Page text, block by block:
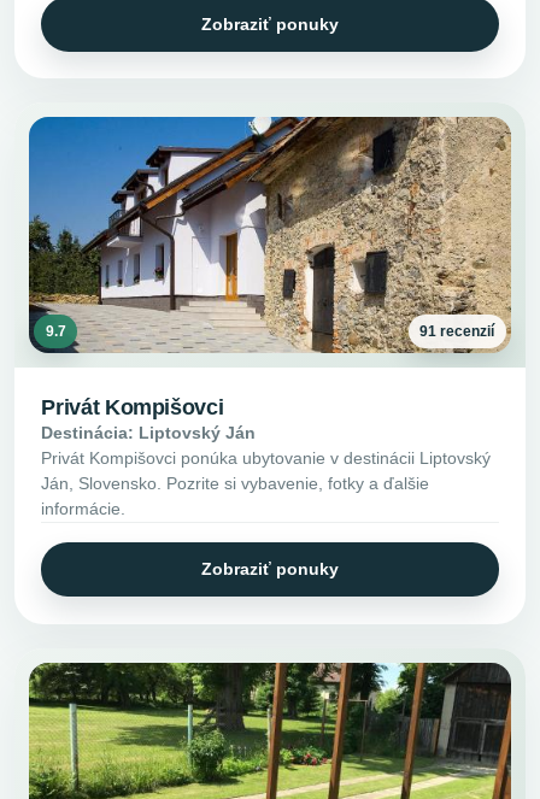
Zobraziť ponuky
9.7 91 recenzií
Privát Kompišovci
Destinácia: Liptovský Ján
Privát Kompišovci ponúka ubytovanie v destinácii Liptovský
Ján, Slovensko. Pozrite si vybavenie, fotky a ďalšie
informácie.
Zobraziť ponuky